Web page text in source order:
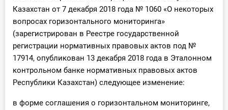
Практика ИП
Кадры. Труд. Зарплата.
Учет по отраслям
Казахстан от 7 декабря 2018 года № 1060 «О некоторых
вопросах горизонтального мониторинга»
(зарегистрирован в Реестре государственной
регистрации нормативных правовых актов под №
17914, опубликован 13 декабря 2018 года в Эталонном
контрольном банке нормативных правовых актов
Республики Казахстан) следующее изменение:
в форме соглашения о горизонтальном мониторинге,